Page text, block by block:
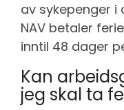
av sykepenger i
NAV betaler
inntil 48 dager
Kan
jeg skal ta